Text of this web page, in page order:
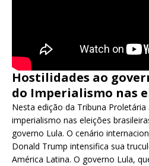
Hostilidades ao
do Imperialismo nas
Nesta edição da Tribuna
imperialismo nas eleições
governo Lula. O cenário
Donald Trump intensifica sua
América Latina. O governo Lula,